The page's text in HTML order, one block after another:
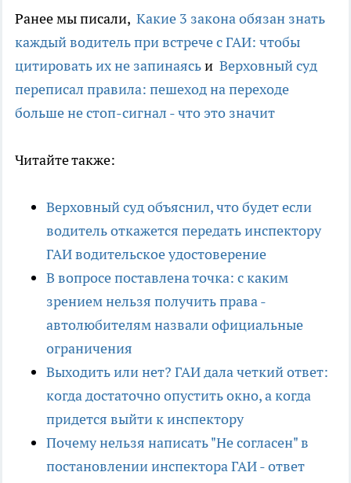
Ранее мы писали, Какие 3 закона обязан знать
каждый водитель при встрече с ГАИ: чтобы
цитировать их не запинаясьи Верховный суд
переписал правила: пешеход на переходе
больше не стоп-сигнал - что это значит
Читайте также:
Верховный суд объяснил, что будет если
водитель откажется передать инспектору
ГАИ водительское удостоверение
В вопросе поставлена точка: с каким
зрением нельзя получить права -
автолюбителям назвали официальные
ограничения
Выходить или нет? ГАИ дала четкий ответ:
когда достаточно опустить окно, а когда
придется выйти к инспектору
Почему нельзя написать "Не согласен" в
постановлении инспектора ГАИ - ответ